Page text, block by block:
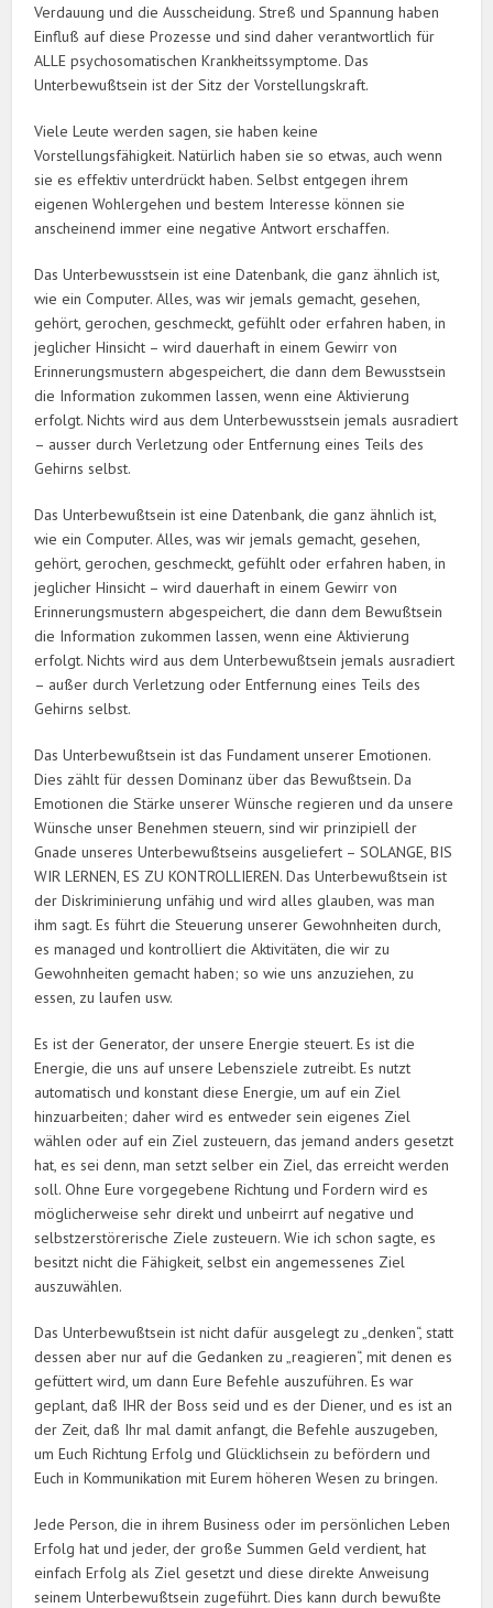
Verdauung und die Ausscheidung. Streß und Spannung haben
Einfluß auf diese Prozesse und sind daher verantwortlich für
ALLE psychosomatischen Krankheitssymptome. Das
Unterbewußtsein ist der Sitz der Vorstellungskraft.
Viele Leute werden sagen, sie haben keine
Vorstellungsfähigkeit. Natürlich haben sie so etwas, auch wenn
sie es effektiv unterdrückt haben. Selbst entgegen ihrem
eigenen Wohlergehen und bestem Interesse können sie
anscheinend immer eine negative Antwort erschaffen.
Das Unterbewusstsein ist eine Datenbank, die ganz ähnlich ist,
wie ein Computer. Alles, was wir jemals gemacht, gesehen,
gehört, gerochen, geschmeckt, gefühlt oder erfahren haben, in
jeglicher Hinsicht – wird dauerhaft in einem Gewirr von
Erinnerungsmustern abgespeichert, die dann dem Bewusstsein
die Information zukommen lassen, wenn eine Aktivierung
erfolgt. Nichts wird aus dem Unterbewusstsein jemals ausradiert
– ausser durch Verletzung oder Entfernung eines Teils des
Gehirns selbst.
Das Unterbewußtsein ist eine Datenbank, die ganz ähnlich ist,
wie ein Computer. Alles, was wir jemals gemacht, gesehen,
gehört, gerochen, geschmeckt, gefühlt oder erfahren haben, in
jeglicher Hinsicht – wird dauerhaft in einem Gewirr von
Erinnerungsmustern abgespeichert, die dann dem Bewußtsein
die Information zukommen lassen, wenn eine Aktivierung
erfolgt. Nichts wird aus dem Unterbewußtsein jemals ausradiert
– außer durch Verletzung oder Entfernung eines Teils des
Gehirns selbst.
Das Unterbewußtsein ist das Fundament unserer Emotionen.
Dies zählt für dessen Dominanz über das Bewußtsein. Da
Emotionen die Stärke unserer Wünsche regieren und da unsere
Wünsche unser Benehmen steuern, sind wir prinzipiell der
Gnade unseres Unterbewußtseins ausgeliefert – SOLANGE, BIS
WIR LERNEN, ES ZU KONTROLLIEREN. Das Unterbewußtsein ist
der Diskriminierung unfähig und wird alles glauben, was man
ihm sagt. Es führt die Steuerung unserer Gewohnheiten durch,
es managed und kontrolliert die Aktivitäten, die wir zu
Gewohnheiten gemacht haben; so wie uns anzuziehen, zu
essen, zu laufen usw.
Es ist der Generator, der unsere Energie steuert. Es ist die
Energie, die uns auf unsere Lebensziele zutreibt. Es nutzt
automatisch und konstant diese Energie, um auf ein Ziel
hinzuarbeiten; daher wird es entweder sein eigenes Ziel
wählen oder auf ein Ziel zusteuern, das jemand anders gesetzt
hat, es sei denn, man setzt selber ein Ziel, das erreicht werden
soll. Ohne Eure vorgegebene Richtung und Fordern wird es
möglicherweise sehr direkt und unbeirrt auf negative und
selbstzerstörerische Ziele zusteuern. Wie ich schon sagte, es
besitzt nicht die Fähigkeit, selbst ein angemessenes Ziel
auszuwählen.
Das Unterbewußtsein ist nicht dafür ausgelegt zu „denken“, statt
dessen aber nur auf die Gedanken zu „reagieren“, mit denen es
gefüttert wird, um dann Eure Befehle auszuführen. Es war
geplant, daß IHR der Boss seid und es der Diener, und es ist an
der Zeit, daß Ihr mal damit anfangt, die Befehle auszugeben,
um Euch Richtung Erfolg und Glücklichsein zu befördern und
Euch in Kommunikation mit Eurem höheren Wesen zu bringen.
Jede Person, die in ihrem Business oder im persönlichen Leben
Erfolg hat und jeder, der große Summen Geld verdient, hat
einfach Erfolg als Ziel gesetzt und diese direkte Anweisung
seinem Unterbewußtsein zugeführt. Dies kann durch bewußte